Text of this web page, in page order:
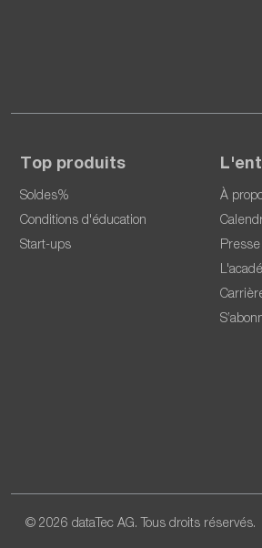
Top produits
Soldes%
Conditions d'éducation
Start-ups
À
Presse
© 2026 dataTec AG. Tous droits réservés.